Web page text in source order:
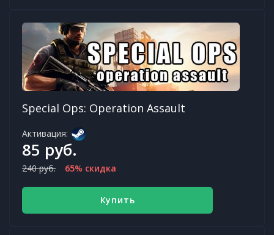
Special Ops: Operation Assault
Активация:
85 руб.
240 руб. 65% скидка
Купить